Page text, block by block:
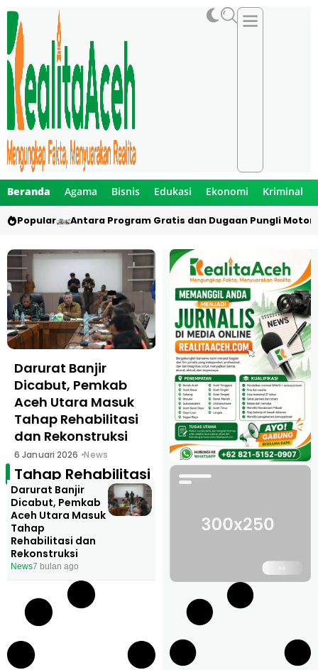
Beranda Agama Bisnis Edukasi Ekonomi Kriminal
Popular Antara Program Gratis dan Dugaan Pungli Motor
Darurat Banjir
Dicabut, Pemkab
Aceh Utara Masuk
Tahap Rehabilitasi
dan Rekonstruksi
6 Januari 2026 News
Tahap Rehabilitasi
Darurat Banjir
Dicabut, Pemkab
Aceh Utara Masuk
Tahap
Rehabilitasi dan
Rekonstruksi
News7 bulan ago